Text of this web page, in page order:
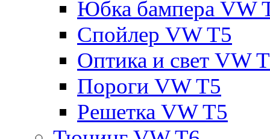
Юбка бампера VW
Спойлер VW T5
Оптика и свет VW
Пороги VW T5
Решетка VW T5